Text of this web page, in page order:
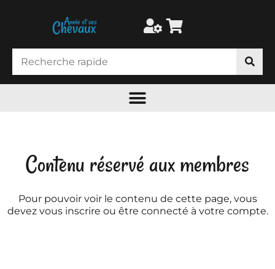
Contenu réservé aux membres
Pour pouvoir voir le contenu de cette page, vous
devez vous inscrire ou être connecté à votre compte.